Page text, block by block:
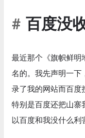
百度没
最近那个《旗帜鲜明
名的。我先声明一下
录了我的网站而百度
特别是百度还把山寨
以百度和我没什么利